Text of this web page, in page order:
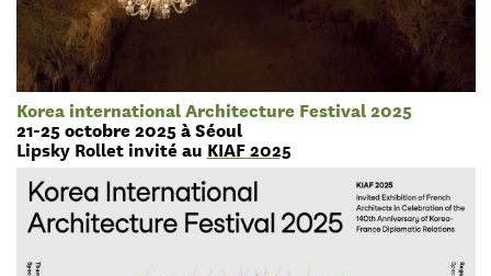
Korea international Architecture Festival 2025
21-25 octobre 2025 à Séoul
Lipsky Rollet invité au KIAF 2025